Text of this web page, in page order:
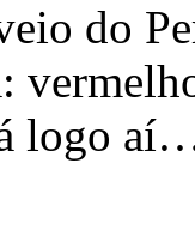
do
logo